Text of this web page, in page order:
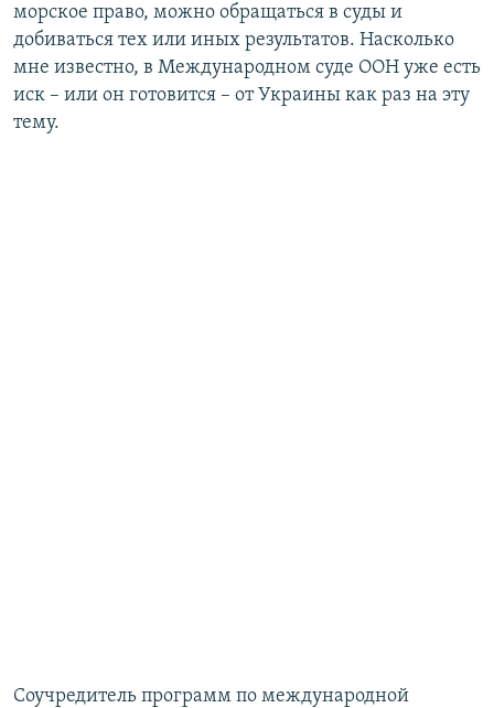
морское право, можно обращаться в суды и
добиваться тех или иных результатов. Насколько
мне известно, в Международном суде ООН уже есть
иск – или он готовится – от Украины как раз на эту
тему.
Соучредитель программ по международной